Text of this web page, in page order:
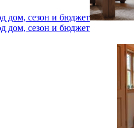
дом, сезон и бюджет
дом, сезон и бюджет